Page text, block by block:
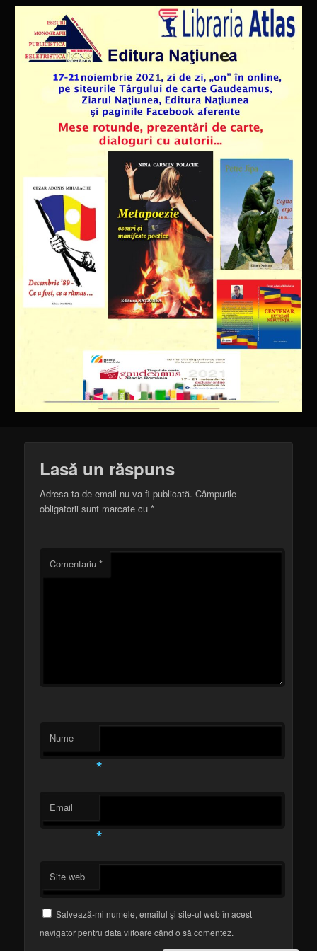
Lasă un răspuns
Adresa ta de email nu va fi publicată. Câmpurile
obligatorii sunt marcate cu*
Comentariu*
Nume
*
Email
*
Site web
Salvează-mi numele, emailul și site-ul web în acest
navigator pentru data viitoare când o să comentez.